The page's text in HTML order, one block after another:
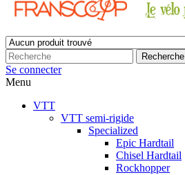
Recherche
Se connecter
Menu
VTT
VTT semi-rigide
Specialized
Epic Hardtail
Chisel Hardtail
Rockhopper